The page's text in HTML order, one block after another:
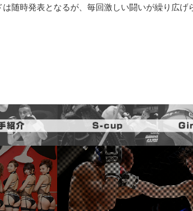
随時発表となるが、毎回激しい闘いが繰り広げ